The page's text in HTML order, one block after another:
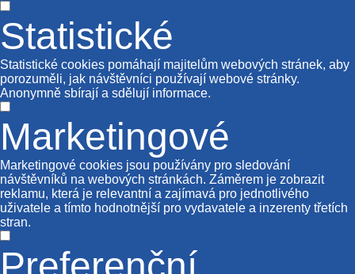
Statistické
Statistické cookies pomáhají majitelům webových stránek, aby
porozuměli, jak návštěvníci používají webové stránky.
Anonymně sbírají a sdělují informace.
Marketingové
Marketingové cookies jsou používány pro sledování
návštěvníků na webových stránkách. Záměrem je zobrazit
reklamu, která je relevantní a zajímavá pro jednotlivého
uživatele a tímto hodnotnější pro vydavatele a inzerenty třetích
stran.